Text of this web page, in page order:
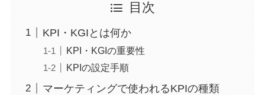
目次
KPI・KGIとは何か
KPI・KGIの重要性
KPIの設定手順
マーケティングで使われるKPIの種類